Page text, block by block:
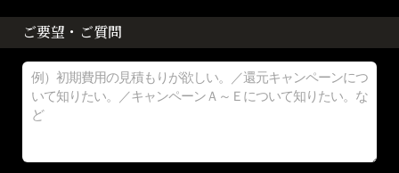
ご要望・ご質問